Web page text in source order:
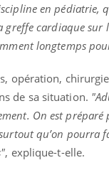
en pédiatrie,
cardiaque sur
longtemps
opération,
de sa situation.
On est
qu’on pourra
, explique-t-elle.